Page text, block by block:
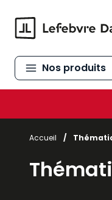
Nos produits
Accueil /